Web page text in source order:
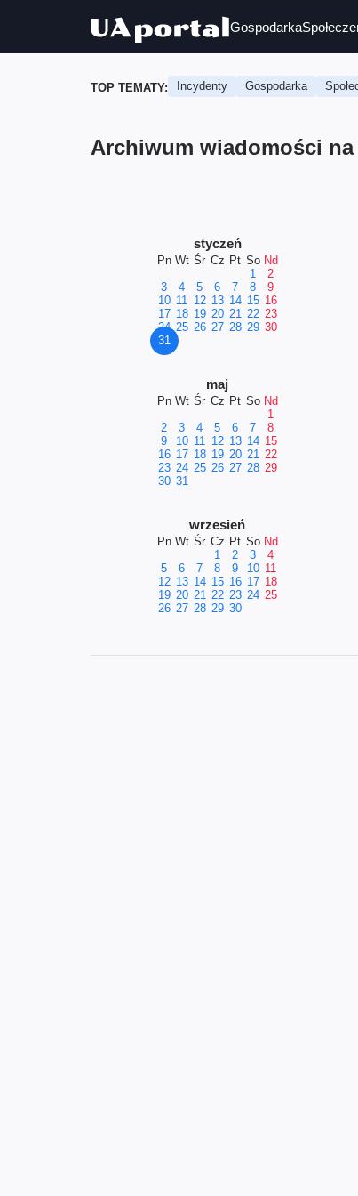
Gospodarka
TOP TEMATY: Incydenty Gospodarka
Archiwum wiadomości na
styczeń
Pn Wt Śr Cz Pt So Nd
1
2
3
4 5 6 7 8
9
10 11 12 13 14 15 16
17 18 19 20 21 22 23
24 25 26 27 28 29 30
31
maj
Pn Wt Śr Cz Pt So Nd
1
2
3 4 5 6 7
8
9
10 11 12 13 14 15
16 17 18 19 20 21 22
23 24 25 26 27 28 29
30 31
wrzesień
Pn Wt Śr Cz Pt So Nd
1
2 3
4
5
6 7 8 9 10 11
12 13 14 15 16 17 18
19 20 21 22 23 24 25
26 27 28 29 30